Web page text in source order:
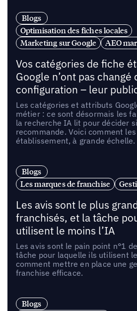
Blogs
Optimisation des fiches locales
Marketing sur Google
AEO
Vos catégories de fiche
Google n’ont pas changé
configuration – leur
Les catégories et attributs
métier : ce sont désormais les
la recherche IA lit pour décider
recommande. Voici comment
établissement, à grande échelle.
Blogs
Les marques de franchise
Les avis sont le plus
franchisés, et la tâche
utilisent le moins l’IA
Les avis sont le pain point n°1
tâche pour laquelle ils utilisent
comment mettre en place une
franchise efficace.
Blogs